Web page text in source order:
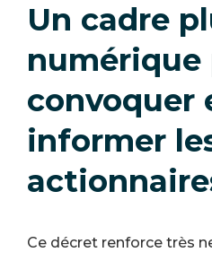
Un cadre
numérique
convoquer
informer
Ce décret renforce très